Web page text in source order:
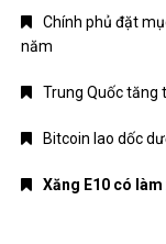
Chính phủ đặt
năm
Trung Quốc tăng
Bitcoin lao dốc
Xăng E10 có